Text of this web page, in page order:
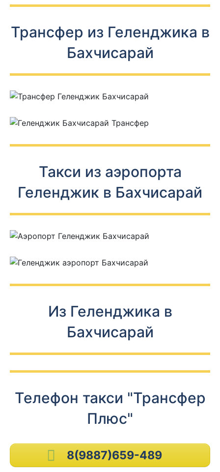
Трансфер из Геленджика в
Бахчисарай
Такси из аэропорта
Геленджик в Бахчисарай
Из Геленджика в
Бахчисарай
Телефон такси "Трансфер
Плюс"
8(9887)659-489